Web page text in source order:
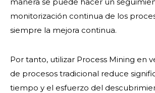
monitorización continua de los
siempre la mejora continua.
Por tanto, utilizar Process Mining en
de procesos tradicional reduce
tiempo y el esfuerzo del